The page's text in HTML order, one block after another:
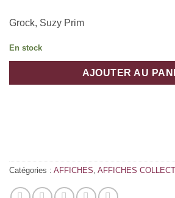
Grock, Suzy Prim
En stock
AJOUTER AU
Catégories : AFFICHES AFFICHES